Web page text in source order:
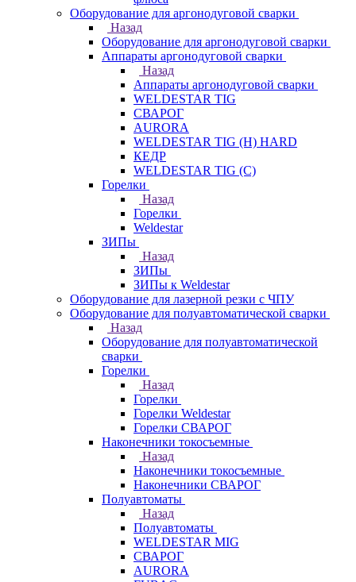
Оборудование для аргонодуговой сварки
Назад
Оборудование для аргонодуговой сварки
Аппараты аргонодуговой сварки
Назад
Аппараты аргонодуговой сварки
WELDESTAR TIG
СВАРОГ
AURORA
WELDESTAR TIG (H) HARD
КЕДР
WELDESTAR TIG (С)
Горелки
Назад
Горелки
Weldestar
ЗИПы
Назад
ЗИПы
ЗИПы к Weldestar
Оборудование для лазерной резки с ЧПУ
Оборудование для полуавтоматической сварки
Назад
Оборудование для полуавтоматической
сварки
Горелки
Назад
Горелки
Горелки Weldestar
Горелки СВАРОГ
Наконечники токосъемные
Назад
Наконечники токосъемные
Наконечники СВАРОГ
Полуавтоматы
Назад
Полуавтоматы
WELDESTAR MIG
СВАРОГ
AURORA